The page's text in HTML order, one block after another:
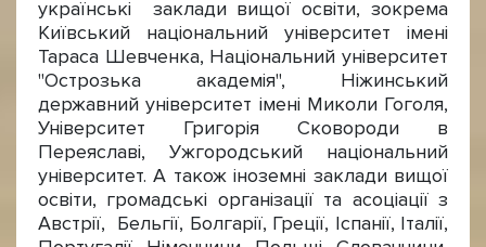
українські заклади вищої освіти, зокрема
Київський національний університет імені
Тараса Шевченка, Національний університет
"Острозька академія", Ніжинський
державний університет імені Миколи Гоголя,
Університет Григорія Сковороди в
Переяславі, Ужгородський національний
університет. А також іноземні заклади вищої
освіти, громадські організації та асоціації з
Австрії, Бельгії, Болгарії, Греції, Іспанії, Італії,